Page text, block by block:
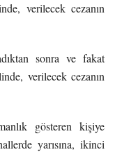
verilecek cezanın
sonra ve fakat
verilecek cezanın
gösteren kişiye
yarısına, ikinci